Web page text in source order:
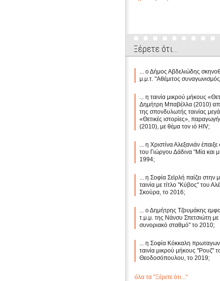
Ξέρετε ότι...
... ο Δήμος Αβδελιώδης
μ.μ.τ. "Αθέμιτος
... η ταινία μικρού μήκους
Δημήτρη Μπαβέλλα (2010)
της σπονδυλωτής ταινίας
«Θετικές ιστορίες»,
(2010), με θέμα τον ιό HIV;
... η Χριστίνα Αλεξανιάν
του Γιώργου Δάδινα "Μία και
1994;
... η Σοφία Σεϊρλή παίζει στην
ταινία με τίτλο "Κύβος" του
Σκούρα, το 2016;
... ο Δημήτρης Τζουμάκης
τ.μ.μ. της Νάνσυ Σπετσιώτη με
συνοριακό σταθμό" το 2010;
... η Σοφία Κόκκαλη
ταινία μικρού μήκους "Ρουζ"
Θεοδοσόπουλου, το 2019;
όλα τα "Ξέρετε ότι..."